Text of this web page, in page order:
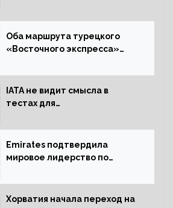
процентов
Оба маршрута турецкого
«Восточного экспресса»
IATA не видит смысла в
тестах для
Emirates подтвердила
мировое лидерство по
Хорватия начала переход на